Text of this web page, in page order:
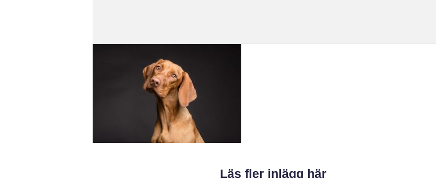
Läs fler inlägg här